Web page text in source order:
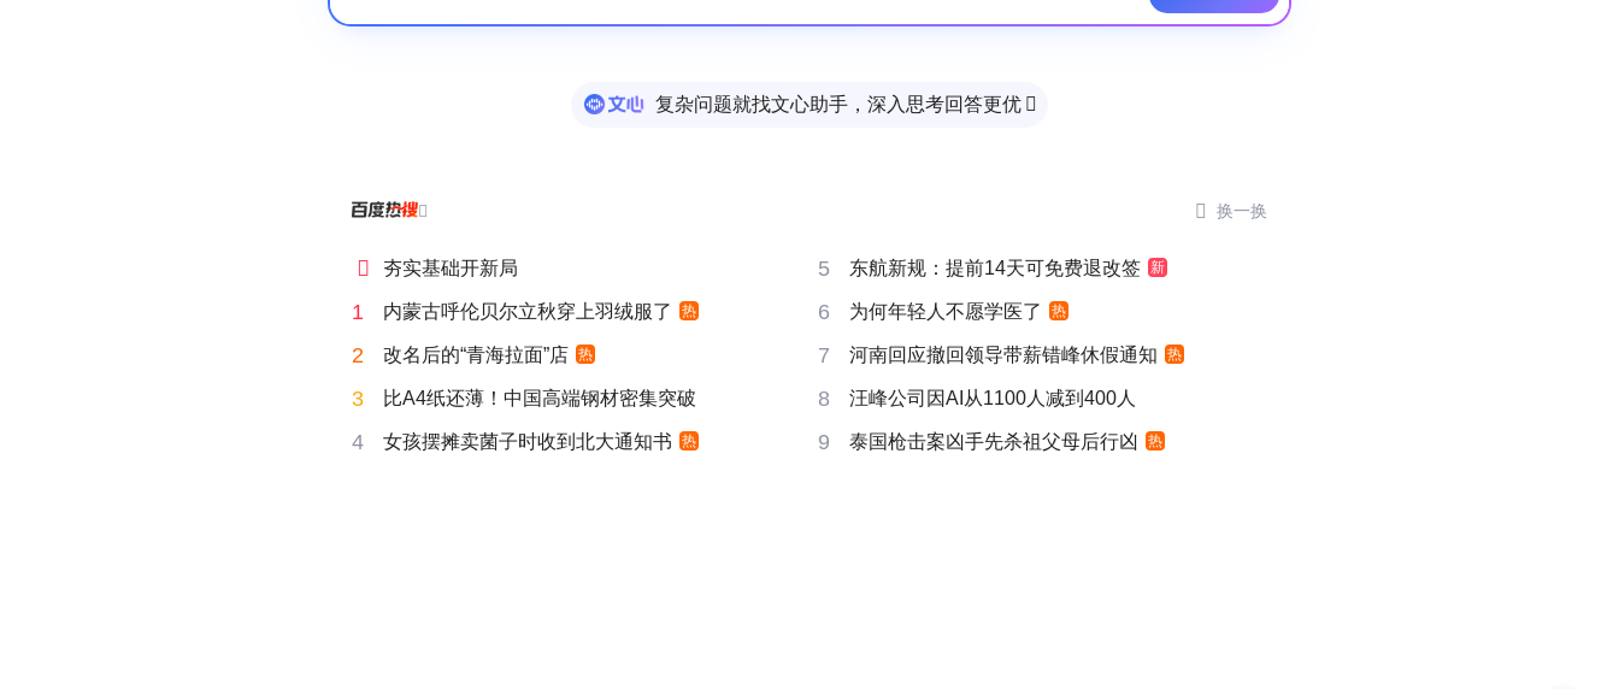
复杂问题就找文心助手，深入思考回答更优 
  换一换
 夯实基础开新局 5 东航新规：提前14天可免费退改签 新
1 内蒙古呼伦贝尔立秋穿上羽绒服了 热 6 为何年轻人不愿学医了 热
2 改名后的“青海拉面”店 热 7 河南回应撤回领导带薪错峰休假通知 热
3 比A4纸还薄！中国高端钢材密集突破 8 汪峰公司因AI从1100人减到400人
4 女孩摆摊卖菌子时收到北大通知书 热 9 泰国枪击案凶手先杀祖父母后行凶 热